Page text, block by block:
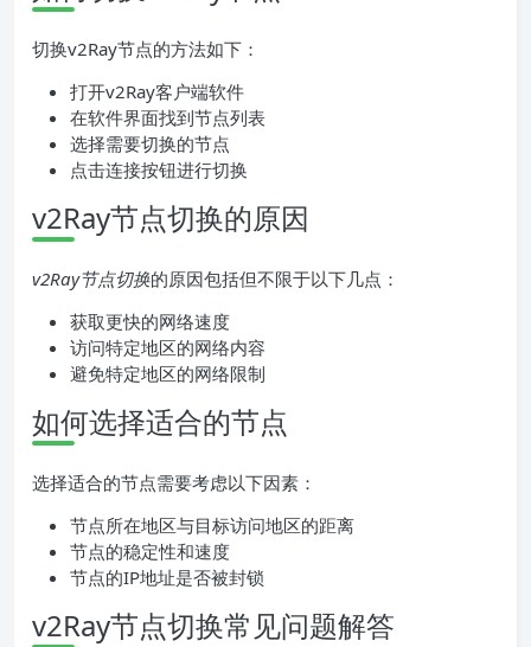
切换v2Ray节点的方法如下：
打开v2Ray客户端软件
在软件界面找到节点列表
选择需要切换的节点
点击连接按钮进行切换
v2Ray节点切换的原因
v2Ray节点切换的原因包括但不限于以下几点：
获取更快的网络速度
访问特定地区的网络内容
避免特定地区的网络限制
如何选择适合的节点
选择适合的节点需要考虑以下因素：
节点所在地区与目标访问地区的距离
节点的稳定性和速度
节点的IP地址是否被封锁
v2Ray节点切换常见问题解答